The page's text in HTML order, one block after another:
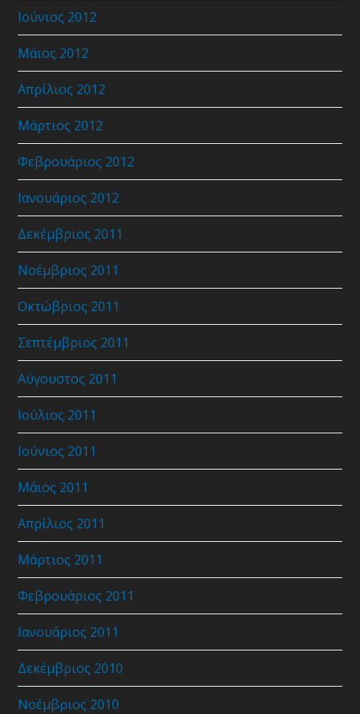
Ιούνιος 2012
Μάιος 2012
Απρίλιος 2012
Μάρτιος 2012
Φεβρουάριος 2012
Ιανουάριος 2012
Δεκέμβριος 2011
Νοέμβριος 2011
Οκτώβριος 2011
Σεπτέμβριος 2011
Αύγουστος 2011
Ιούλιος 2011
Ιούνιος 2011
Μάιος 2011
Απρίλιος 2011
Μάρτιος 2011
Φεβρουάριος 2011
Ιανουάριος 2011
Δεκέμβριος 2010
Νοέμβριος 2010